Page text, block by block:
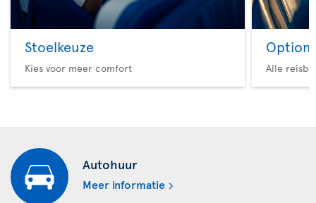
Stoelkeuze
Kies voor meer comfort
Option
Alle
Autohuur
Meer informatie